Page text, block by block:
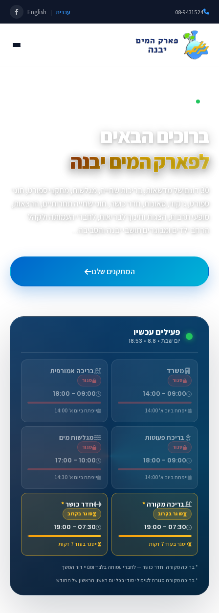
08-9431524 עברית |
English
ברוכים הבאים
לפארק המים יבנה
30 דונם של מדשאות, בריכות שחייה, מגלשות, מתקני ספורט, חוגי
ספורט, ג׳קוזי, סאונות, חדר כושר, חוגי שחייה תחרותיים, הרצאות,
מופעי תרבות, הצגות וחינוך לבריאות, לחברי העמותה ולקהל
הרחב ילדים ומבוגרים תושבי יבנה והסביבה...
המתקנים שלנו
פעילים עכשיו
יום שבת • 8.8 • 18:53
משרד
סגור
09:00 - 14:00
ייפתח ביום א' 14:00
בריכה אמורפית
סגור
09:00 - 18:00
ייפתח ביום א' 14:00
בריכת פעוטות
סגור
09:00 - 18:00
ייפתח ביום א' 14:00
מגלשות מים
סגור
10:00 - 17:00
ייפתח ביום א' 14:30
בריכה מקורה *
סוגר בקרוב
07:30 - 19:00
ייסגר בעוד 7 דקות
חדר כושר*
סוגר בקרוב
07:30 - 19:00
ייסגר בעוד 7 דקות
* בריכה מקורה וחדר כושר — לחברי עמותה בלבד ומנויי דור המשך
* בריכה מקורה סגורה לטיפול יסודי בכל יום ראשון הראשון של החודש